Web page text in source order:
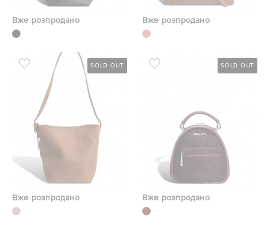
Вже розпродано Вже розпродано
SOLD OUT
Вже розпродано
SOLD OUT
Вже розпродано